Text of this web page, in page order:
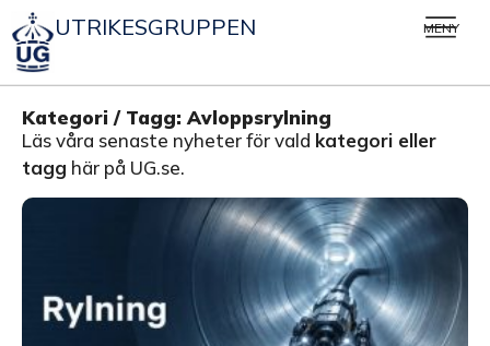
UTRIKESGRUPPEN MENY
Kategori / Tagg: Avloppsrylning
Läs våra senaste nyheter för vald kategori eller
tagg här på UG.se.